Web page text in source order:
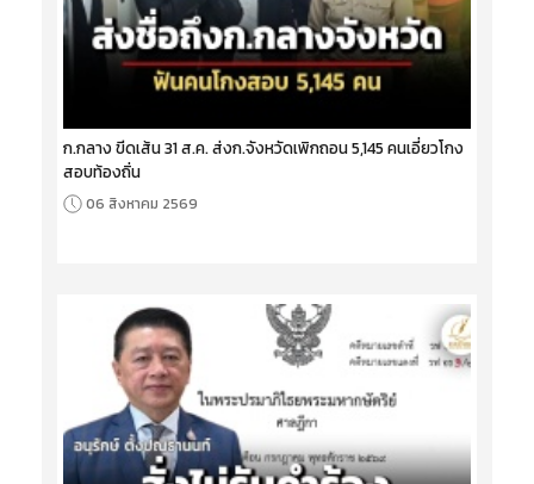
ก.กลาง ขีดเส้น 31 ส.ค. ส่งก.จังหวัดเพิกถอน 5,145 คนเอี่ยวโกง
สอบท้องถิ่น
06 สิงหาคม 2569